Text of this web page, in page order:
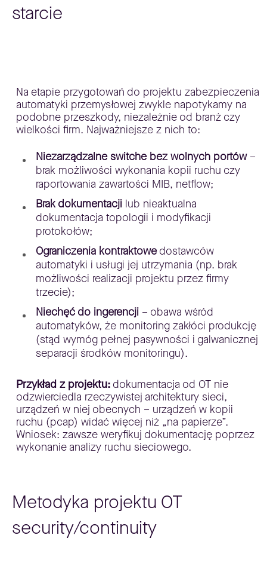
starcie
Na etapie przygotowań do projektu zabezpieczenia
automatyki przemysłowej zwykle napotykamy na
podobne przeszkody, niezależnie od branż czy
wielkości firm. Najważniejsze z nich to:
Niezarządzalne switche bez wolnych portów –
brak możliwości wykonania kopii ruchu czy
raportowania zawartości MIB, netflow;
Brak dokumentacjilub nieaktualna
dokumentacja topologii i modyfikacji
protokołów;
Ograniczenia kontraktowedostawców
automatyki i usługi jej utrzymania (np. brak
możliwości realizacji projektu przez firmy
trzecie);
Niechęć do ingerencji– obawa wśród
automatyków, że monitoring zakłóci produkcję
(stąd wymóg pełnej pasywności i galwanicznej
separacji środków monitoringu).
Przykład z projektu:dokumentacja od OT nie
odzwierciedla rzeczywistej architektury sieci,
urządzeń w niej obecnych – urządzeń w kopii
ruchu (pcap) widać więcej niż „na papierze”.
Wniosek: zawsze weryfikuj dokumentację poprzez
wykonanie analizy ruchu sieciowego.
Metodyka projektu OT
security/continuity